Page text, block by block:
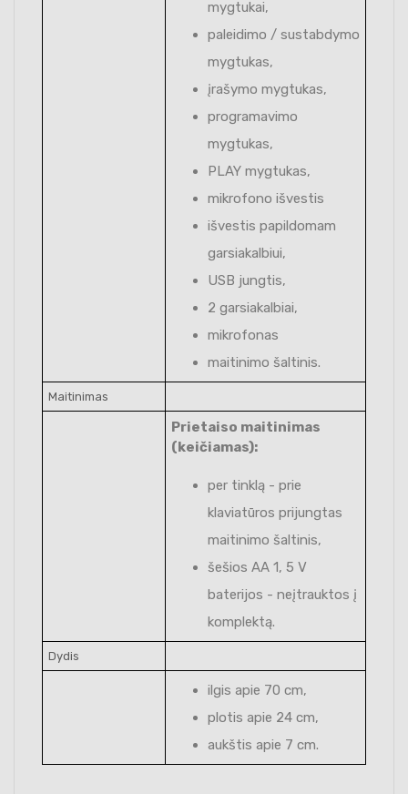
mygtukai,
paleidimo / sustabdymo
mygtukas,
įrašymo mygtukas,
programavimo
mygtukas,
PLAY mygtukas,
mikrofono išvestis
išvestis papildomam
garsiakalbiui,
USB jungtis,
2 garsiakalbiai,
mikrofonas
maitinimo šaltinis.
Maitinimas
Prietaiso maitinimas
(keičiamas):
per tinklą - prie
klaviatūros prijungtas
maitinimo šaltinis,
šešios AA 1, 5 V
baterijos - neįtrauktos į
komplektą.
Dydis
ilgis apie 70 cm,
plotis apie 24 cm,
aukštis apie 7 cm.